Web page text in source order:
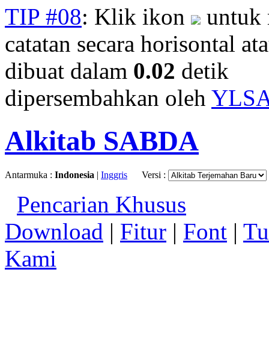
TIP #08: Klik ikon
untuk
catatan secara horisontal
dibuat dalam 0.02 detik
dipersembahkan oleh
Alkitab SABDA
Antarmuka : Indonesia | Inggris Versi :
Pencarian Khusus
Download | Fitur | Font |
Kami